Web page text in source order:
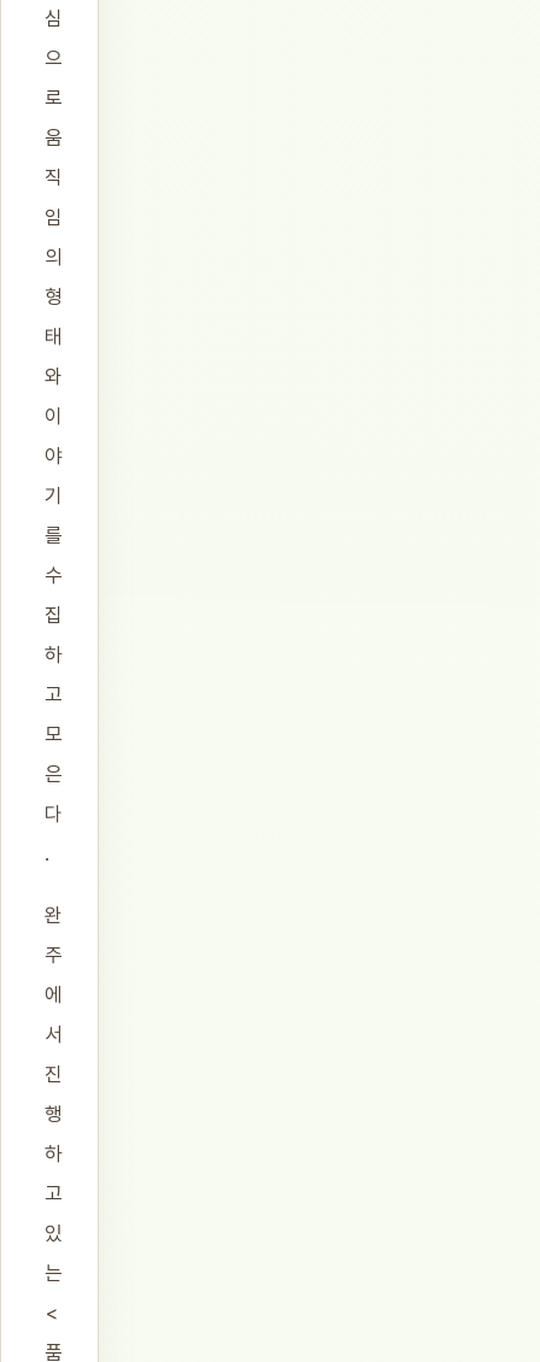
심
으
로
움
직
임
의
형
태
와
이
야
기
를
수
집
하
고
모
은
다
.
완
주
에
서
진
행
하
고
있
는
<
품